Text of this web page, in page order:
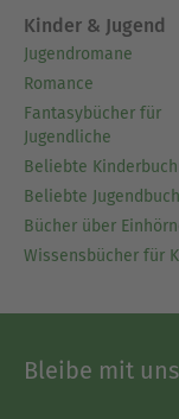
Kinder & Jugend
Jugendromane
Romance
Fantasybücher für
Jugendliche
Beliebte
Beliebte
Bücher über
Wissensbücher für
Bleibe mit